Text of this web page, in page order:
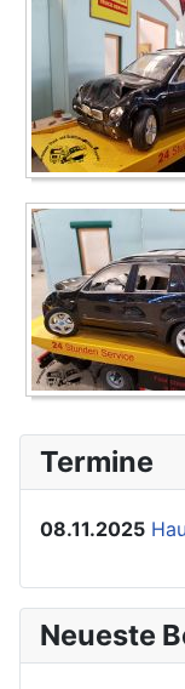
Termine
08.11.2025
Neueste